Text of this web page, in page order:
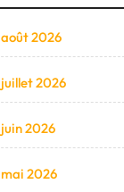
août 2026
juillet 2026
juin 2026
mai 2026